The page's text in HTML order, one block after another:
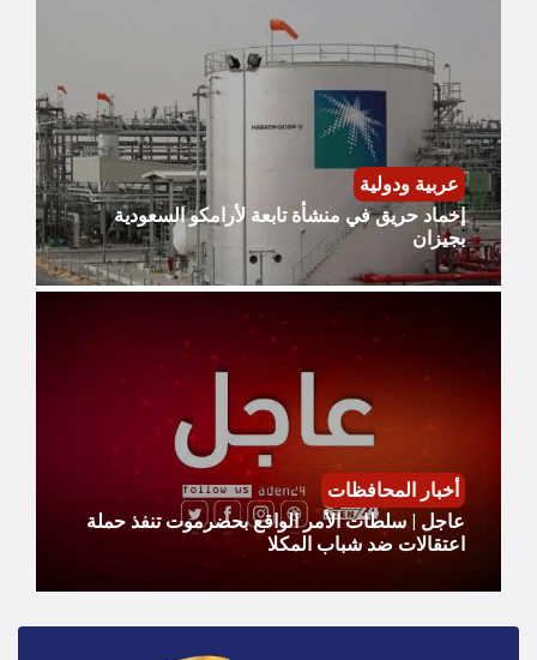
عربية ودولية
إخماد حريق في منشأة تابعة لأرامكو السعودية
بجيزان
أخبار المحافظات
عاجل | سلطات الأمر الواقع بحضرموت تنفذ حملة
اعتقالات ضد شباب المكلا